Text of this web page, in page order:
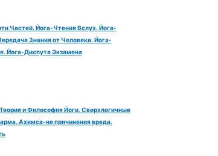
Частей. Йога-Чтения Вслух. Йога-
Знания от Человека. Йога-
Йога-Диспута Экзамена
и Философия Йоги. Сверхлогичные
Ахимса-не причинения вреда.